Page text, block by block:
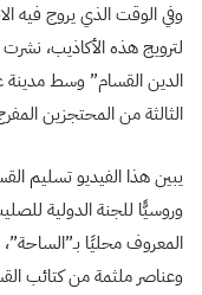
وفي الوقت الذي يروج فيه
لترويج هذه الأكاذيب،
الدين القسام” وسط مدينة
الثالثة من المحتجزين
وروسيًّا للجنة الدولية
المعروف محليًا
وعناصر ملثمة من كتائب